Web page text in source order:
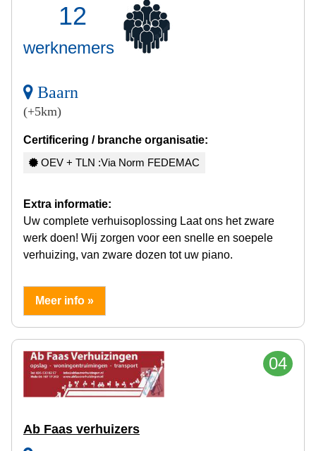
12
werknemers
Baarn
(+5km)
Certificering / branche organisatie:
OEV + TLN :Via Norm FEDEMAC
Extra informatie:
Uw complete verhuisoplossing Laat ons het zware
werk doen! Wij zorgen voor een snelle en soepele
verhuizing, van zware dozen tot uw piano.
Meer info »
04
Ab Faas verhuizers